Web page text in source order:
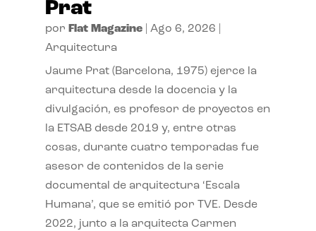
Prat
por Flat Magazine| Ago 6, 2026
Arquitectura
Jaume Prat (Barcelona, 1975) ejerce la
arquitectura desde la docencia y la
divulgación, es profesor de proyectos en
la ETSAB desde 2019 y, entre otras
cosas, durante cuatro temporadas fue
asesor de contenidos de la serie
documental de arquitectura ‘Escala
Humana’, que se emitió por TVE. Desde
2022, junto a la arquitecta Carmen